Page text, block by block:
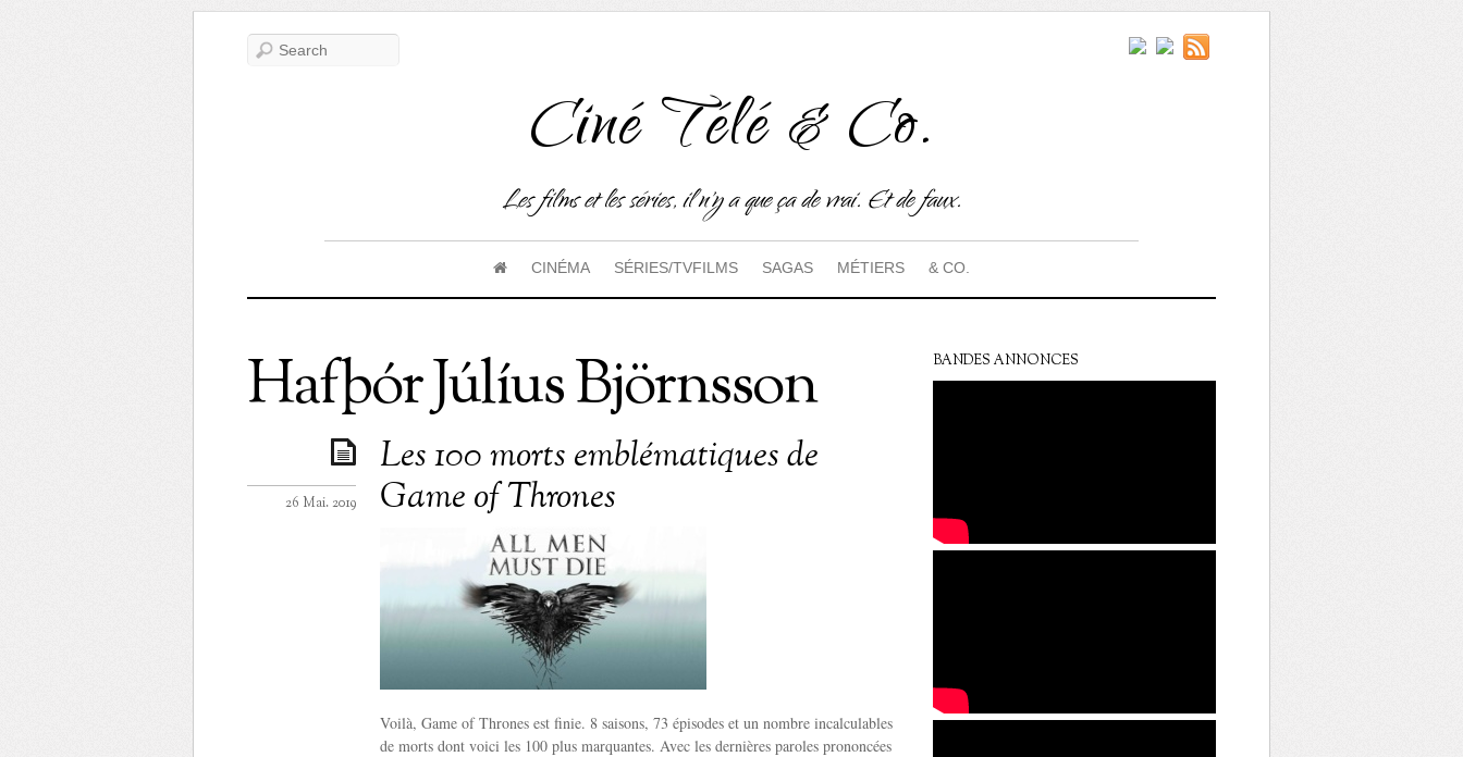
Ciné Télé & Co.
Les films et les séries, il n'y a que ça de vrai. Et de faux.
CINÉMA SÉRIES/TVFILMS SAGAS MÉTIERS & CO.
Hafþór Júlíus Björnsson
Les 100 morts emblématiques de
Game of Thrones
26 Mai. 2019
Voilà, Game of Thrones est finie. 8 saisons, 73 épisodes et un nombre incalculables
de morts dont voici les 100 plus marquantes. Avec les dernières paroles prononcées
BANDES ANNONCES